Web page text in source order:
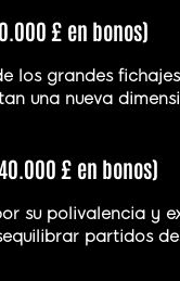
£ en bonos)
los grandes
una nueva
£ en bonos)
su polivalencia y
partidos